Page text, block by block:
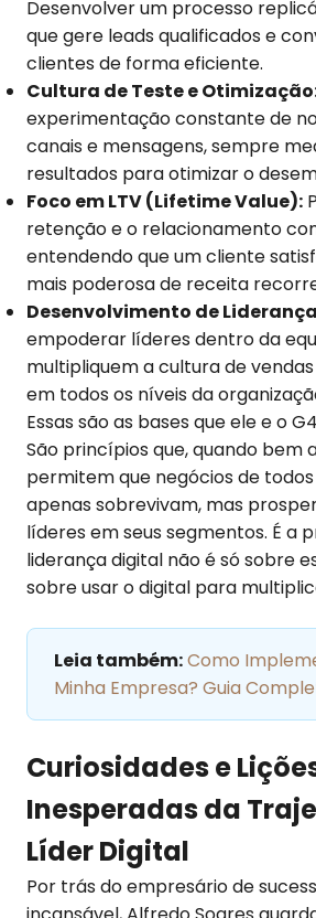
Desenvolver um processo
que gere leads qualificados e
clientes de forma eficiente.
Cultura de Teste e
experimentação constante de
canais e mensagens, sempre
resultados para otimizar o
Foco em LTV (Lifetime Value):
retenção e o relacionamento
entendendo que um cliente
mais poderosa de receita
Desenvolvimento de
empoderar líderes dentro da
multipliquem a cultura de
em todos os níveis da
Essas são as bases que ele e o
São princípios que, quando bem
permitem que negócios de
apenas sobrevivam, mas
líderes em seus segmentos. É a
liderança digital não é só sobre
sobre usar o digital para
Leia também:Como
Minha Empresa? Guia
Curiosidades e
Inesperadas da
Líder Digital
Por trás do empresário de